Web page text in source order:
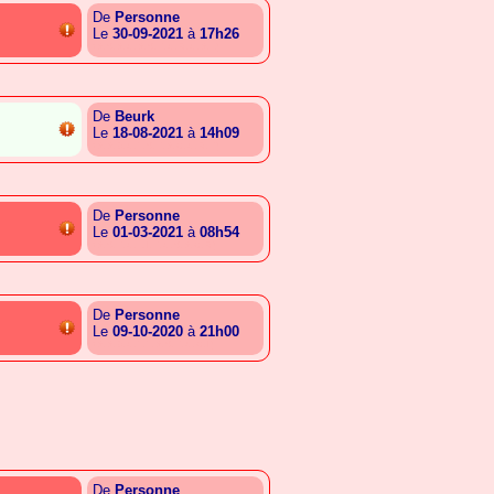
De Personne
Le 30-09-2021 à 17h26
De Beurk
Le 18-08-2021 à 14h09
De Personne
Le 01-03-2021 à 08h54
De Personne
Le 09-10-2020 à 21h00
De Personne